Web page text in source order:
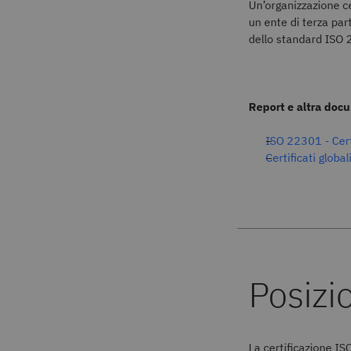
un ente di terza
dello standard ISO
Report e altra
ISO 22301 -
Certificati globali
La certificazione